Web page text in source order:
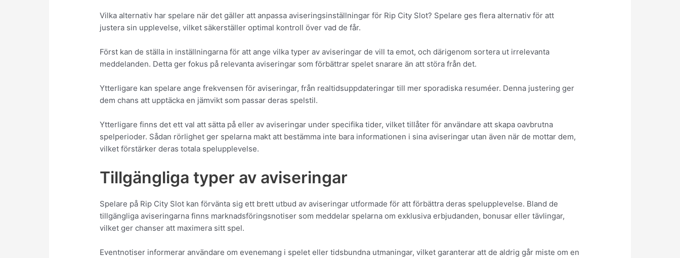
Vilka alternativ har spelare när det gäller att anpassa aviseringsinställningar för Rip City Slot? Spelare ges flera alternativ för att
justera sin upplevelse, vilket säkerställer optimal kontroll över vad de får.
Först kan de ställa in inställningarna för att ange vilka typer av aviseringar de vill ta emot, och därigenom sortera ut irrelevanta
meddelanden. Detta ger fokus på relevanta aviseringar som förbättrar spelet snarare än att störa från det.
Ytterligare kan spelare ange frekvensen för aviseringar, från realtidsuppdateringar till mer sporadiska resuméer. Denna justering ger
dem chans att upptäcka en jämvikt som passar deras spelstil.
Ytterligare finns det ett val att sätta på eller av aviseringar under specifika tider, vilket tillåter för användare att skapa oavbrutna
spelperioder. Sådan rörlighet ger spelarna makt att bestämma inte bara informationen i sina aviseringar utan även när de mottar dem,
vilket förstärker deras totala spelupplevelse.
Tillgängliga typer av aviseringar
Spelare på Rip City Slot kan förvänta sig ett brett utbud av aviseringar utformade för att förbättra deras spelupplevelse. Bland de
tillgängliga aviseringarna finns marknadsföringsnotiser som meddelar spelarna om exklusiva erbjudanden, bonusar eller tävlingar,
vilket ger chanser att maximera sitt spel.
Eventnotiser informerar användare om evenemang i spelet eller tidsbundna utmaningar, vilket garanterar att de aldrig går miste om en